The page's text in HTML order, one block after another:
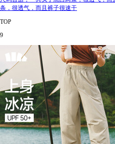
条，很透气，而且裤子很速干
TOP
9